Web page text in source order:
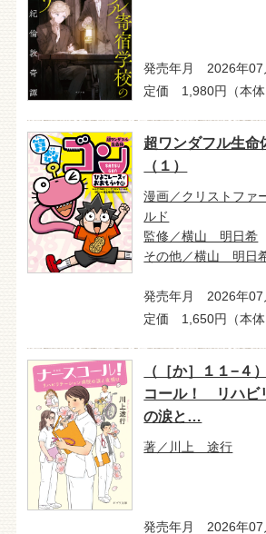
発売年月 2026年07
定価 1,980円（本体
超ワンダフル生
（１）
漫画／クリストファ
ルド
監修／横山 明日希
その他／横山 明日
発売年月 2026年07
定価 1,650円（本体
（［か］１１−
コール！ リハビ
の涙と…
著／川上 途行
発売年月 2026年07